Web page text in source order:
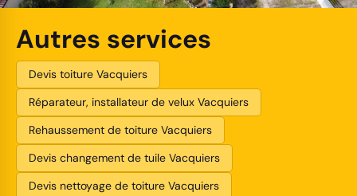
Autres services
Devis toiture Vacquiers
Réparateur, installateur de velux Vacquiers
Rehaussement de toiture Vacquiers
Devis changement de tuile Vacquiers
Devis nettoyage de toiture Vacquiers